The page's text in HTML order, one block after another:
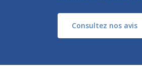
Consultez nos avis